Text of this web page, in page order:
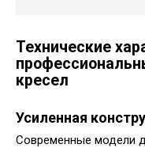
Технические
кресел
Усиленная
Современные модели